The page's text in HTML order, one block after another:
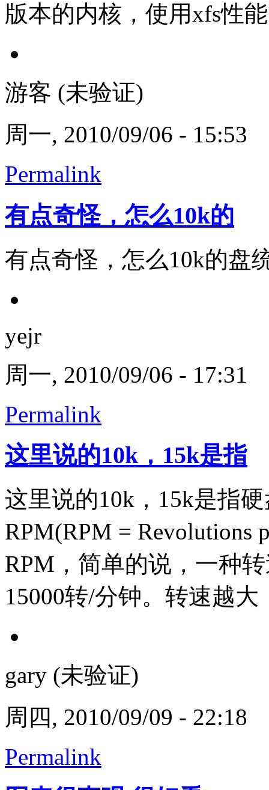
版本的内核，使用xfs性
游客 (未验证)
周一, 2010/09/06 - 15:53
Permalink
有点奇怪，怎么10k的
有点奇怪，怎么10k的盘
yejr
周一, 2010/09/06 - 17:31
Permalink
这里说的10k，15k是指
这里说的10k，15k是指
RPM(RPM = Revolutions
RPM，简单的说，一种
15000转/分钟。转速越
gary (未验证)
周四, 2010/09/09 - 22:18
Permalink